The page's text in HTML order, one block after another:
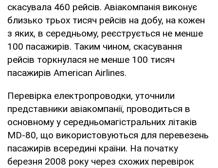
скасувала 460 рейсів. Авіакомпанія виконує
близько трьох тисяч рейсів на добу, на кожен
з яких, в середньому, реєструється не менше
100 пасажирів. Таким чином, скасування
рейсів торкнулася не менше 100 тисяч
пасажирів American Airlines.
Перевірка електропроводки, уточнили
представники авіакомпанії, проводиться в
основному у середньомагістральних літаків
MD-80, що використовуються для перевезень
пасажирів всередині країни. На початку
березня 2008 року через схожих перевірок